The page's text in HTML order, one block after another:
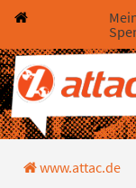
Direkt zum
Direkt zur Haupt-
Direkt zur Service-
Direkt zur Footer-
Direkt zum
Steuern
www.attac.de